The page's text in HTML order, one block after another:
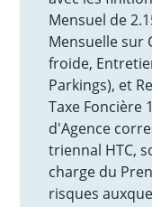
Mensuel de
Mensuelle sur
froide,
Parkings), et
Taxe Foncière
d'Agence
triennal HTC,
charge du
risques